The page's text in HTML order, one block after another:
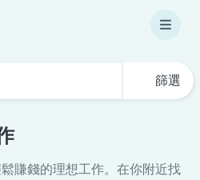
篩選
賺錢的理想工作。在你附近找